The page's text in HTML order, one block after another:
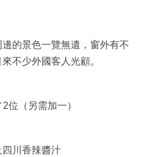
的景色一覽無遺，窗外有不
不少外國客人光顧。
位（另需加一）
川香辣醬汁